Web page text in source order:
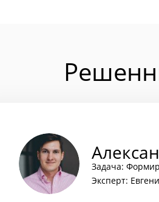
Задача:
Эксперт: